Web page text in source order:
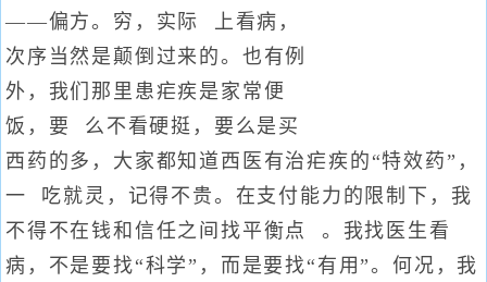
——偏方。穷，实际 上看病，
次序当然是颠倒过来的。也有例
外，我们那里患疟疾是家常便
饭，要 么不看硬挺，要么是买
西药的多，大家都知道西医有治疟疾的“特效药”，
一 吃就灵，记得不贵。在支付能力的限制下，我
不得不在钱和信任之间找平衡点 。我找医生看
病，不是要找“科学”，而是要找“有用”。何况，我